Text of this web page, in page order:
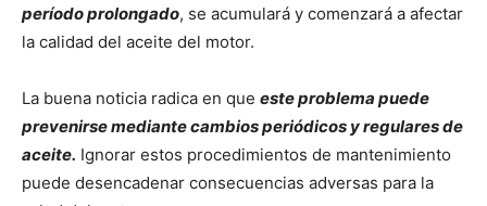
período prolongado, se acumulará y comenzará a afectar
la calidad del aceite del motor.
La buena noticia radica en que este problema puede
prevenirse mediante cambios periódicos y regulares de
aceite. Ignorar estos procedimientos de mantenimiento
puede desencadenar consecuencias adversas para la